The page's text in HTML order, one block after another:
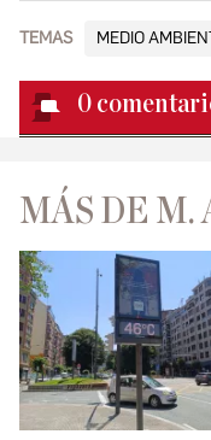
TEMAS MEDIO
0
MÁS DE